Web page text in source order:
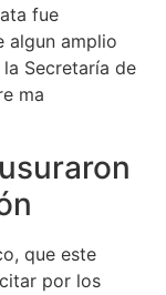
fue
algun amplio
Secretaría de
ma
que este
por los